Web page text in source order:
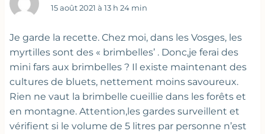
15 août 2021 à 13 h 24 min
Je garde la recette. Chez moi, dans les Vosges, les
myrtilles sont des « brimbelles’ . Donc,je ferai des
mini fars aux brimbelles ? Il existe maintenant des
cultures de bluets, nettement moins savoureux.
Rien ne vaut la brimbelle cueillie dans les forêts et
en montagne. Attention,les gardes surveillent et
vérifient si le volume de 5 litres par personne n’est